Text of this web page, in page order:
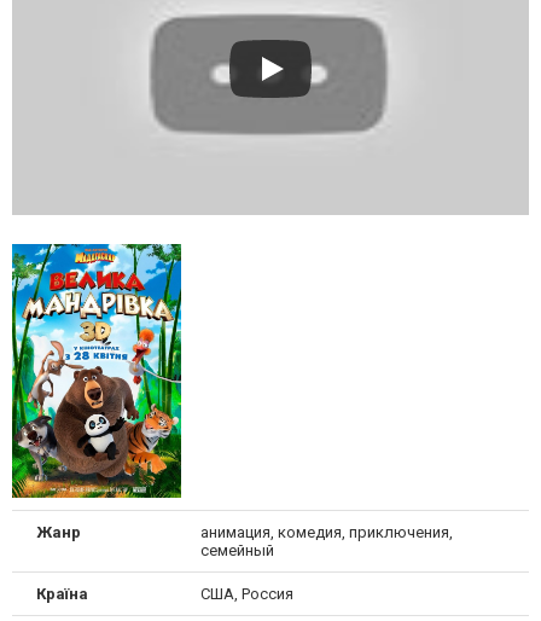
Жанр
анимация, комедия, приключения,
семейный
Країна США, Россия